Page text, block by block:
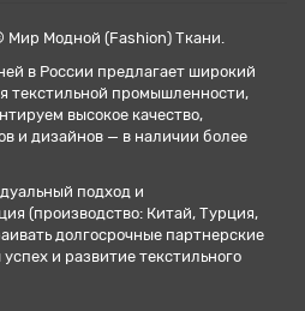
Модной (Fashion) Ткани.
в России предлагает широкий
текстильной промышленности,
высокое качество,
и дизайнов — в наличии более
подход и
(производство: Китай, Турция,
долгосрочные партнерские
и развитие текстильного